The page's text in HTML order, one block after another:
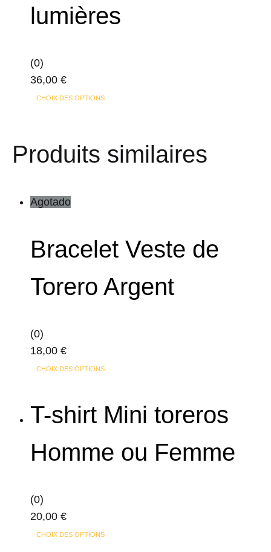
lumières
(0)
36,00 €
CHOIX DES OPTIONSCe
plusieurs
variations.
choisies
la
Produits similaires
Agotado
Bracelet Veste de
Torero Argent
(0)
18,00 €
CHOIX DES OPTIONSCe
plusieurs
Les
sur
T-shirt Mini toreros
Homme ou Femme
(0)
20,00 €
CHOIX DES OPTIONSCe